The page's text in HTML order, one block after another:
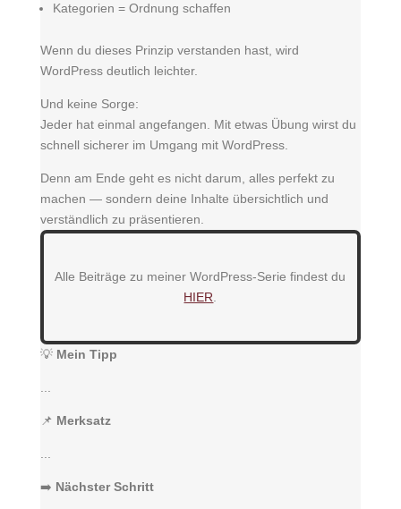
Kategorien = Ordnung schaffen
Wenn du dieses Prinzip verstanden hast, wird
WordPress deutlich leichter.
Und keine Sorge:
Jeder hat einmal angefangen. Mit etwas Übung wirst du
schnell sicherer im Umgang mit WordPress.
Denn am Ende geht es nicht darum, alles perfekt zu
machen — sondern deine Inhalte übersichtlich und
verständlich zu präsentieren.
Alle Beiträge zu meiner WordPress-Serie findest du
HIER
💡 Mein Tipp
📌 Merksatz
➡️ Nächster Schritt